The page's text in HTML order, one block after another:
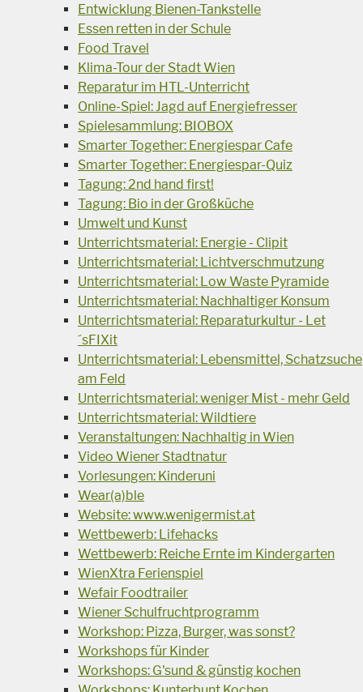
Entwicklung Bienen-Tankstelle
Essen retten in der Schule
Food Travel
Klima-Tour der Stadt Wien
Reparatur im HTL-Unterricht
Online-Spiel: Jagd auf Energiefresser
Spielesammlung: BIOBOX
Smarter Together: Energiespar Cafe
Smarter Together: Energiespar-Quiz
Tagung: 2nd hand first!
Tagung: Bio in der Großküche
Umwelt und Kunst
Unterrichtsmaterial: Energie - Clipit
Unterrichtsmaterial: Lichtverschmutzung
Unterrichtsmaterial: Low Waste Pyramide
Unterrichtsmaterial: Nachhaltiger Konsum
Unterrichtsmaterial: Reparaturkultur - Let
´sFIXit
Unterrichtsmaterial: Lebensmittel, Schatzsuche
am Feld
Unterrichtsmaterial: weniger Mist - mehr Geld
Unterrichtsmaterial: Wildtiere
Veranstaltungen: Nachhaltig in Wien
Video Wiener Stadtnatur
Vorlesungen: Kinderuni
Wear(a)ble
Website: www.wenigermist.at
Wettbewerb: Lifehacks
Wettbewerb: Reiche Ernte im Kindergarten
WienXtra Ferienspiel
Wefair Foodtrailer
Wiener Schulfruchtprogramm
Workshop: Pizza, Burger, was sonst?
Workshops für Kinder
Workshops: G'sund & günstig kochen